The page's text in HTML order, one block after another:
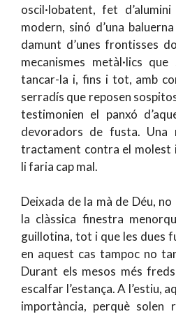
oscil·lobatent, fet
modern, sinó d’una
damunt d’unes frontisses
mecanismes metàl·lics
tancar-la i, fins i tot, amb
serradís que reposen
testimonien el panxó
devoradors de fusta.
tractament contra el molest
li faria cap mal.
Deixada de la mà de Déu,
la clàssica finestra
guillotina, tot i que les dues
en aquest cas tampoc no
Durant els mesos més
escalfar l’estança. A l’estiu,
importància, perquè solen